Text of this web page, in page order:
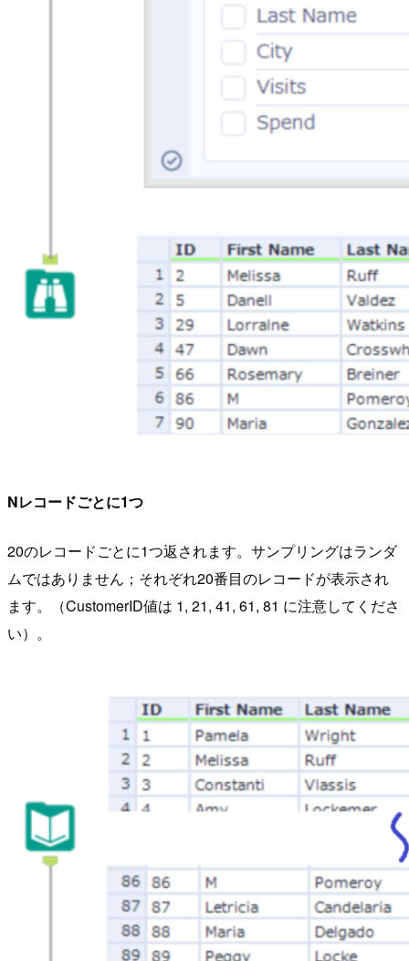
Nレコードごとに1つ
20のレコードごとに1つ返されます。サンプリングはランダ
ムではありません；それぞれ20番目のレコードが表示され
ます。（CustomerID値は 1, 21, 41, 61, 81 に注意してくださ
い）。